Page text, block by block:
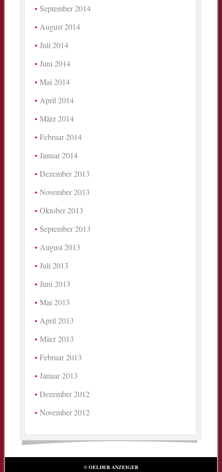
September 2014
August 2014
Juli 2014
Juni 2014
Mai 2014
April 2014
März 2014
Februar 2014
Januar 2014
Dezember 2013
November 2013
Oktober 2013
September 2013
August 2013
Juli 2013
Juni 2013
Mai 2013
April 2013
März 2013
Februar 2013
Januar 2013
Dezember 2012
November 2012
© OELDER ANZEIGER